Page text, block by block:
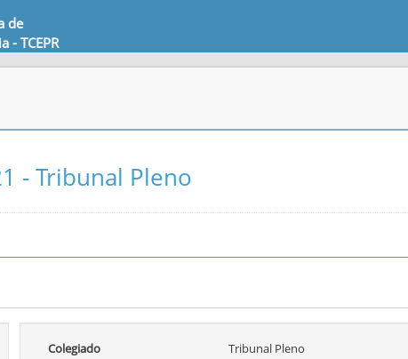
de
- TCEPR
- Tribunal Pleno
Colegiado Tribunal Pleno